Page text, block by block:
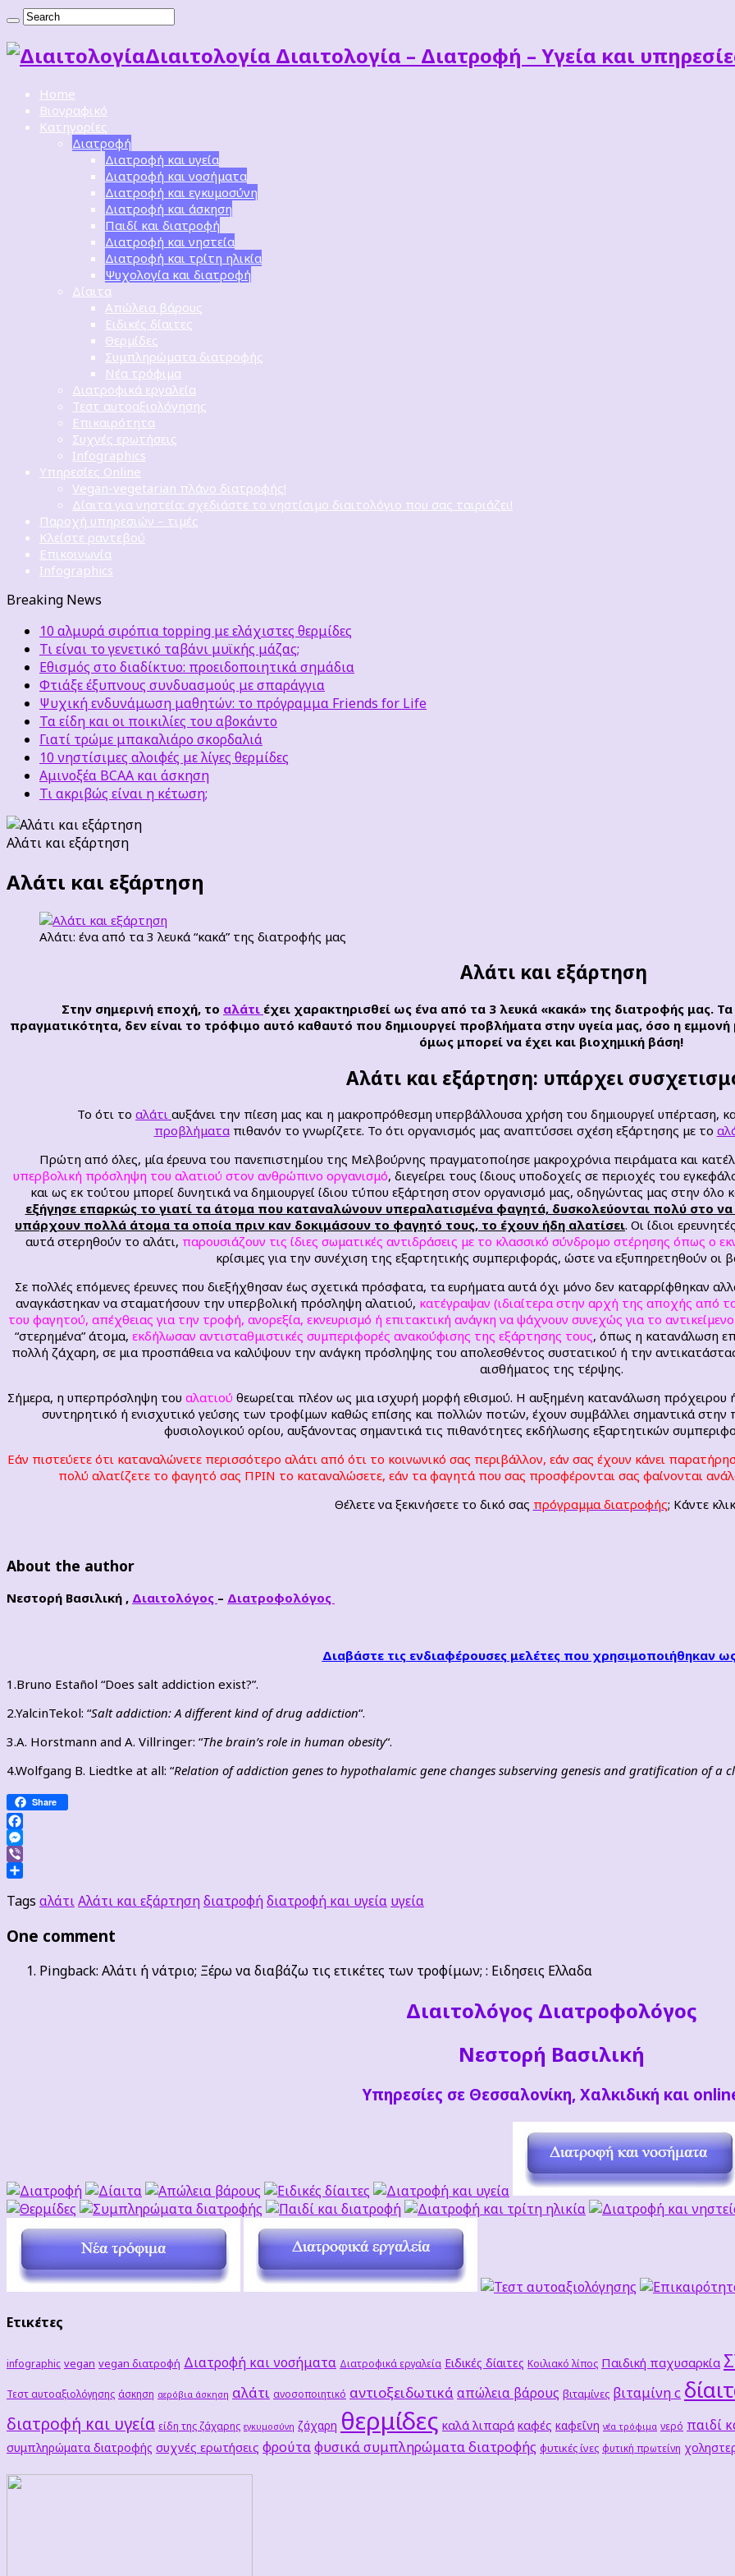
Διαιτoλογία Διαιτολογία – Διατροφή – Υγεία και
Home
Βιογραφικό
Κατηγορίες
Διατροφή
Διατροφή και υγεία
Διατροφή και νοσήματα
Διατροφή και εγκυμοσύνη
Διατροφή και άσκηση
Παιδί και διατροφή
Διατροφή και νηστεία
Διατροφή και τρίτη ηλικία
Ψυχολογία και διατροφή
Δίαιτα
Απώλεια βάρους
Ειδικές δίαιτες
Θερμίδες
Συμπληρώματα διατροφής
Νέα τρόφιμα
Διατροφικά εργαλεία
Τεστ αυτοαξιολόγησης
Επικαιρότητα
Συχνές ερωτήσεις
Infographics
Υπηρεσίες Online
Vegan-vegetarian πλάνο διατροφής!
Δίαιτα για νηστεία: σχεδιάστε το νηστίσιμο διαιτολόγιο που σας ταιριάζει!
Παροχή υπηρεσιών – τιμές
Κλείστε ραντεβού
Επικοινωνία
Infographics
Breaking News
10 αλμυρά σιρόπια topping με ελάχιστες θερμίδες
Τι είναι το γενετικό ταβάνι μυϊκής μάζας;
Εθισμός στο διαδίκτυο: προειδοποιητικά σημάδια
Φτιάξε έξυπνους συνδυασμούς με σπαράγγια
Ψυχική ενδυνάμωση μαθητών: το πρόγραμμα Friends for Life
Τα είδη και οι ποικιλίες του αβοκάντο
Γιατί τρώμε μπακαλιάρο σκορδαλιά
10 νηστίσιμες αλοιφές με λίγες θερμίδες
Αμινοξέα BCAA και άσκηση
Τι ακριβώς είναι η κέτωση;
Αλάτι και εξάρτηση
Αλάτι και εξάρτηση
Αλάτι: ένα από τα 3 λευκά “κακά” της διατροφής μας
Αλάτι και εξάρτηση
Στην σημερινή εποχή, το αλάτι έχει χαρακτηρισθεί ως ένα από τα 3 λευκά «κακά» της διατροφής μας.
πραγματικότητα, δεν είναι το τρόφιμο αυτό καθαυτό που δημιουργεί προβλήματα στην υγεία μας, όσο η
όμως μπορεί να έχει και βιοχημική βάση!
Αλάτι και εξάρτηση: υπάρχει
Το ότι το αλάτι αυξάνει την πίεση μας και η μακροπρόθεσμη υπερβάλλουσα χρήση του δημιουργεί υπέρταση,
προβλήματαπιθανόν το γνωρίζετε. Το ότι οργανισμός μας αναπτύσσει σχέση εξάρτησης με το
Πρώτη από όλες, μία έρευνα του πανεπιστημίου της Μελβούρνης πραγματοποίησε μακροχρόνια πειράματα και
υπερβολική πρόσληψη του αλατιού στον ανθρώπινο οργανισμό, διεγείρει τους ίδιους υποδοχείς σε περιοχές του
και ως εκ τούτου μπορεί δυνητικά να δημιουργεί ίδιου τύπου εξάρτηση στον οργανισμό μας, οδηγώντας μας στην
εξήγησε επαρκώς το γιατί τα άτομα που καταναλώνουν υπεραλατισμένα φαγητά, δυσκολεύονται πολύ στο
υπάρχουν πολλά άτομα τα οποία πριν καν δοκιμάσουν το φαγητό τους, το έχουν ήδη αλατίσει. Οι ίδιοι
αυτά στερηθούν το αλάτι, παρουσιάζουν τις ίδιες σωματικές αντιδράσεις με το κλασσικό σύνδρομο στέρησης όπως ο
κρίσιμες για την συνέχιση της εξαρτητικής συμπεριφοράς, ώστε να εξυπηρετηθούν οι
Σε πολλές επόμενες έρευνες που διεξήχθησαν έως σχετικά πρόσφατα, τα ευρήματα αυτά όχι μόνο δεν καταρρίφθηκαν
αναγκάστηκαν να σταματήσουν την υπερβολική πρόσληψη αλατιού, κατέγραψαν (ιδιαίτερα στην αρχή της αποχής από
του φαγητού, απέχθειας για την τροφή, ανορεξία, εκνευρισμό ή επιτακτική ανάγκη να ψάχνουν συνεχώς για το
“στερημένα” άτομα, εκδήλωσαν αντισταθμιστικές συμπεριφορές ανακούφισης της εξάρτησης τους, όπως η κατανάλωση
πολλή ζάχαρη, σε μια προσπάθεια να καλύψουν την ανάγκη πρόσληψης του απολεσθέντος συστατικού ή την
αισθήματος της τέρψης.
Σήμερα, η υπερπρόσληψη του αλατιού θεωρείται πλέον ως μια ισχυρή μορφή εθισμού. Η αυξημένη κατανάλωση
συντηρητικό ή ενισχυτικό γεύσης των τροφίμων καθώς επίσης και πολλών ποτών, έχουν συμβάλλει σημαντικά
φυσιολογικού ορίου, αυξάνοντας σημαντικά τις πιθανότητες εκδήλωσης εξαρτητικών
Εάν πιστεύετε ότι καταναλώνετε περισσότερο αλάτι από ότι το κοινωνικό σας περιβάλλον, εάν σας έχουν κάνει
πολύ αλατίζετε το φαγητό σας ΠΡΙΝ το καταναλώσετε, εάν τα φαγητά που σας προσφέρονται σας φαίνονται
Θέλετε να ξεκινήσετε το δικό σας πρόγραμμα διατροφής; Κάντε κλικ
About the author
Νεστορή Βασιλική , Διαιτολόγος – Διατροφολόγος
Διαβάστε τις ενδιαφέρουσες μελέτες που χρησιμοποιήθηκαν
1.Bruno Estañol “Does salt addiction exist?”.
2.YalcinTekol: “Salt addiction: A different kind of drug addiction“.
3.A. Horstmann and A. Villringer: “The brain’s role in human obesity“.
4.Wolfgang B. Liedtke at all: “Relation of addiction genes to hypothalamic gene changes subserving genesis and gratification of a
Share
Facebook
Messenger
Viber
Tags αλάτιΑλάτι και εξάρτησηδιατροφήδιατροφή και υγεία υγεία
One comment
Pingback: Αλάτι ή νάτριο; Ξέρω να διαβάζω τις ετικέτες των τροφίμων; : Ειδησεις Ελλαδα
Διαιτoλόγος Διατροφολόγος
Νεστορή Βασιλική
Υπηρεσίες σε Θεσσαλονίκη, Χαλκιδική και
Ετικέτες
infographic vegan vegan διατροφή Διατροφή και νοσήματα Διατροφικά εργαλεία Ειδικές δίαιτες Κοιλιακό λίπος Παιδική παχυσαρκία
Τεστ αυτοαξιολόγησης άσκηση αερόβια άσκηση αλάτι ανοσοποιητικό αντιοξειδωτικά απώλεια βάρους βιταμίνες βιταμίνη c
διατροφή και υγεία είδη της ζάχαρης εγκυμοσύνη ζάχαρη θερμίδες καλά λιπαρά καφές καφεΐνη νέα τρόφιμα νερό παιδί
συμπληρώματα διατροφής συχνές ερωτήσεις φρούταφυσικά συμπληρώματα διατροφής φυτικές ίνες φυτική πρωτείνη